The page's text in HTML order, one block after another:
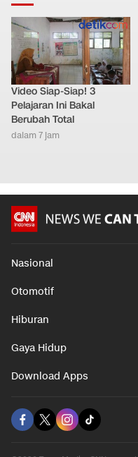
Video Siap-Siap! 3
Pelajaran Ini Bakal
Berubah Total
dalam 7 jam
Nasional
Otomotif
Hiburan
Gaya Hidup
Download Apps